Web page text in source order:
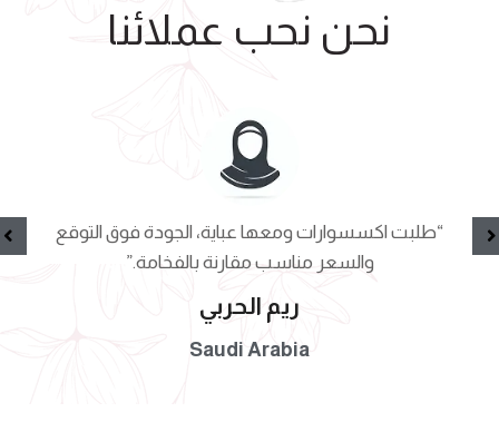
نحن نحب عملائنا
“طلبت اكسسوارات ومعها عباية، الجودة فوق التوقع
والسعر مناسب مقارنة بالفخامة.”
ريم الحربي
Saudi Arabia